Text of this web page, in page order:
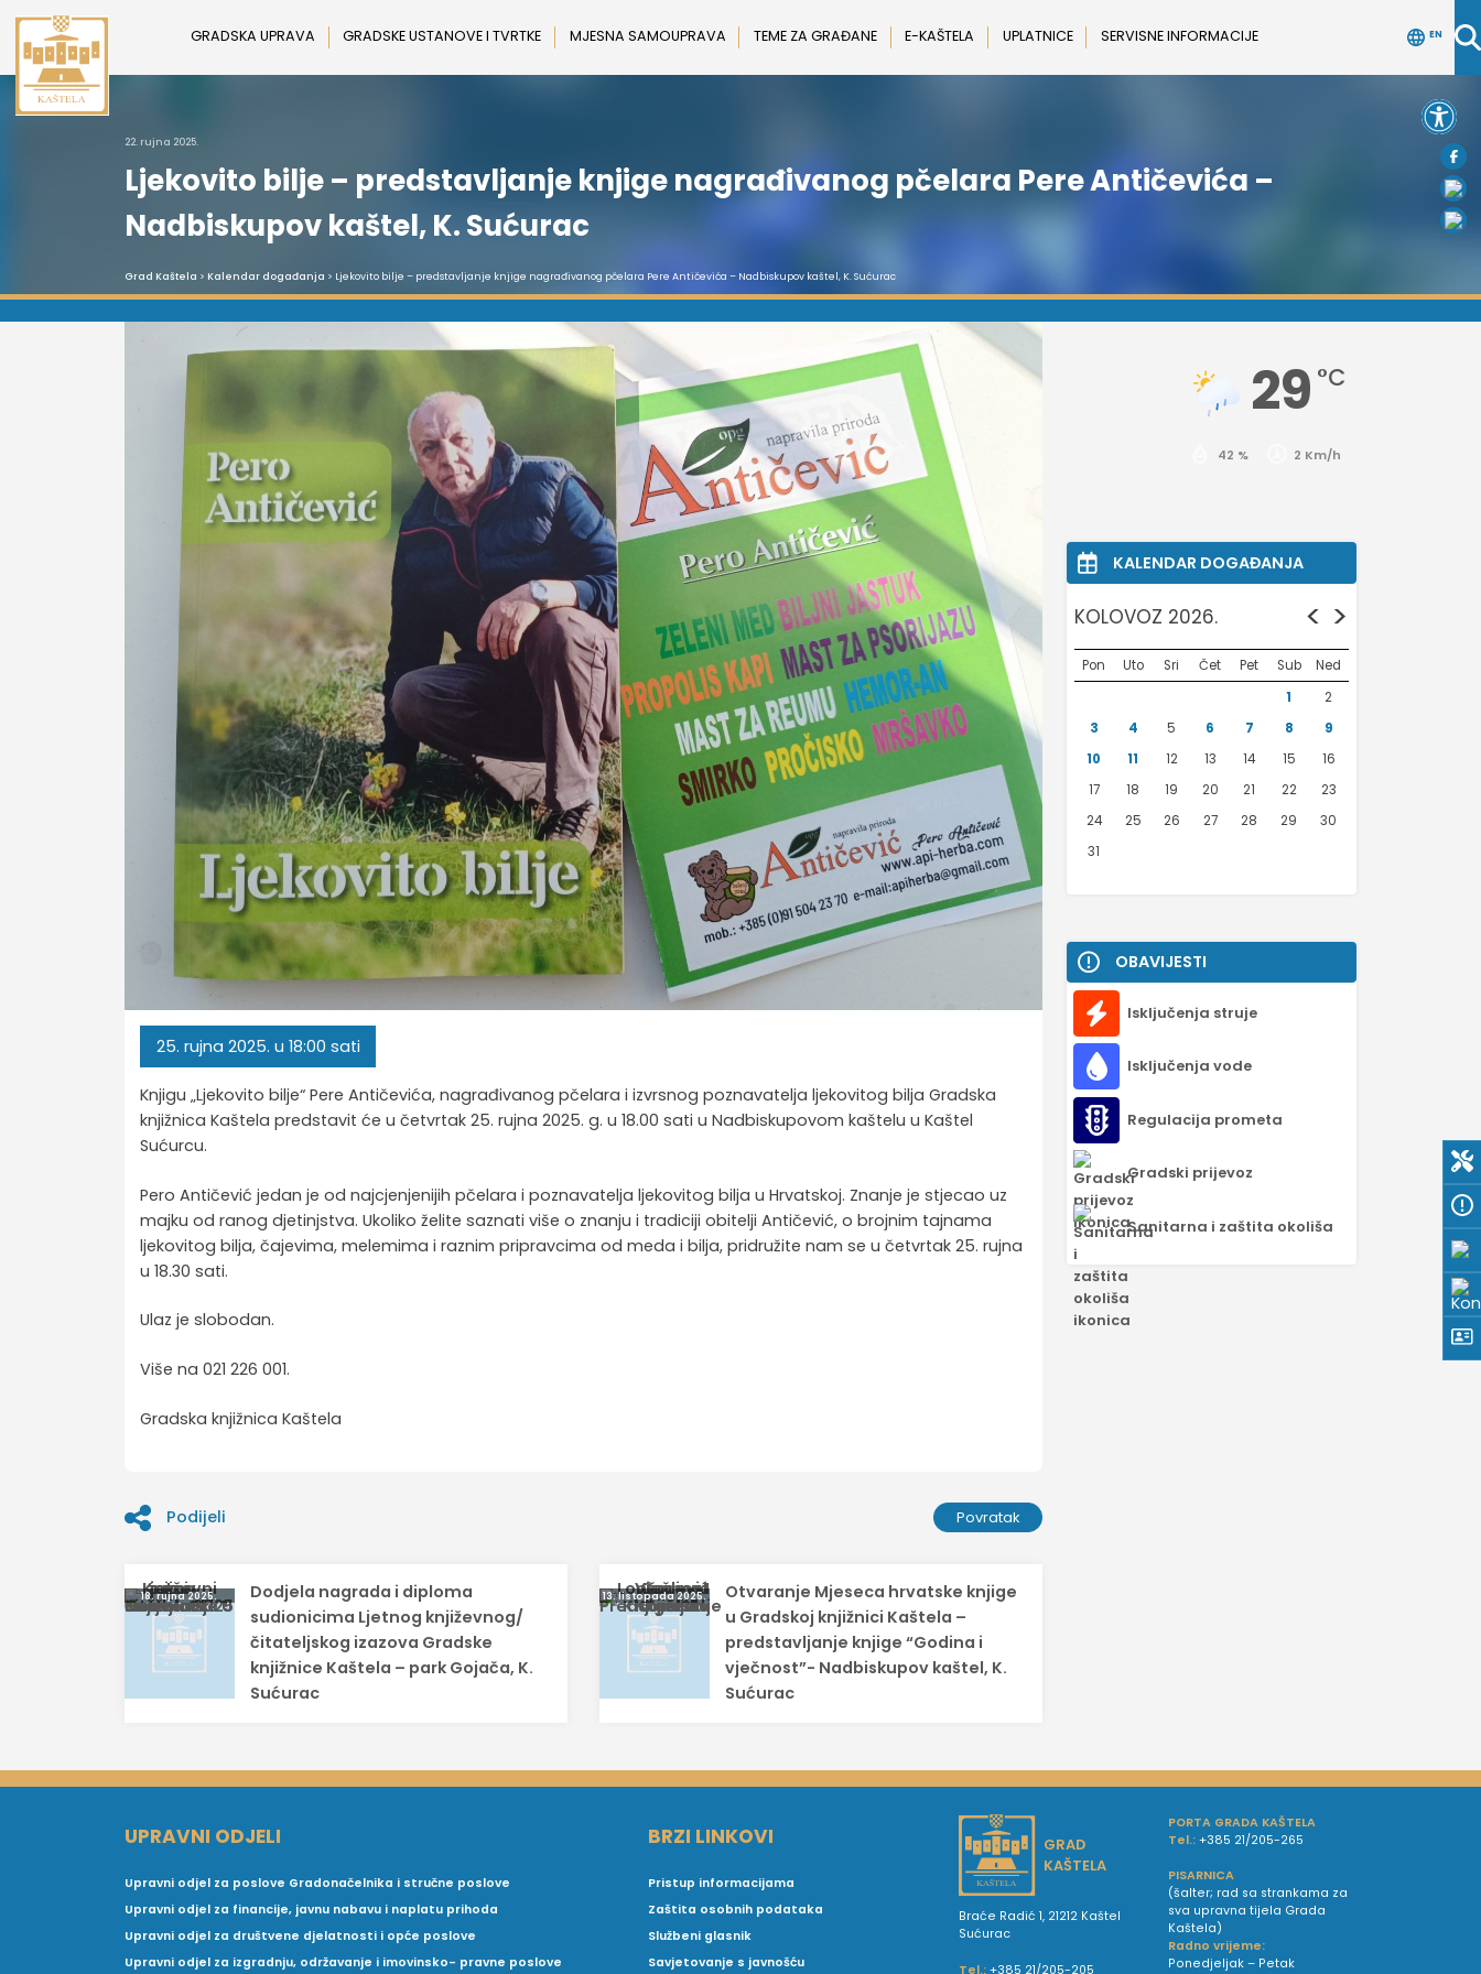
Preskoči
sadržaj
GRADSKA UPRAVA GRADSKE USTANOVE I TVRTKE MJESNA SAMOUPRAVA TEME ZA GRAĐANE E-KAŠTELA UPLATNICE SERVISNE INFORMACIJE EN
22. rujna 2025.
Ljekovito bilje – predstavljanje knjige nagrađivanog pčelara Pere Antičevića –
Nadbiskupov kaštel, K. Sućurac
Grad Kaštela > Kalendar događanja > Ljekovito bilje – predstavljanje knjige nagrađivanog pčelara Pere Antičevića – Nadbiskupov kaštel, K. Sućurac
25. rujna 2025. u 18:00 sati
Knjigu „Ljekovito bilje“ Pere Antičevića, nagrađivanog pčelara i izvrsnog poznavatelja ljekovitog bilja Gradska
knjižnica Kaštela predstavit će u četvrtak 25. rujna 2025. g. u 18.00 sati u Nadbiskupovom kaštelu u Kaštel
Sućurcu.
Pero Antičević jedan je od najcjenjenijih pčelara i poznavatelja ljekovitog bilja u Hrvatskoj. Znanje je stjecao uz
majku od ranog djetinjstva. Ukoliko želite saznati više o znanju i tradiciji obitelji Antičević, o brojnim tajnama
ljekovitog bilja, čajevima, melemima i raznim pripravcima od meda i bilja, pridružite nam se u četvrtak 25. rujna
u 18.30 sati.
Ulaz je slobodan.
Više na 021 226 001.
Gradska knjižnica Kaštela
Podijeli Povratak
29 °C
42 % 2 Km/h
KALENDAR DOGAĐANJA
KOLOVOZ 2026. < >
Pon Uto Sri Čet Pet Sub
Ned
1
2
3
4 5 6 7 8
9
10
11 12 13 14 15
16
17
18 19 20 21 22
23
24
25 26 27 28 29
30
31
OBAVIJESTI
Isključenja struje
Isključenja vode
Regulacija prometa
Gradski prijevoz
Sanitarna i zaštita okoliša
Navigacija
objava
18. rujna 2025.
Dodjela nagrada i diploma
sudionicima Ljetnog književnog/
čitateljskog izazova Gradske
knjižnice Kaštela – park Gojača, K.
Sućurac
13. listopada 2025.
Otvaranje Mjeseca hrvatske knjige
u Gradskoj knjižnici Kaštela –
predstavljanje knjige “Godina i
vječnost”- Nadbiskupov kaštel, K.
Sućurac
UPRAVNI ODJELI
Upravni odjel za poslove Gradonačelnika i stručne poslove
Upravni odjel za financije, javnu nabavu i naplatu prihoda
Upravni odjel za društvene djelatnosti i opće poslove
Upravni odjel za izgradnju, održavanje i imovinsko- pravne poslove
BRZI LINKOVI
Pristup informacijama
Zaštita osobnih podataka
Službeni glasnik
Savjetovanje s javnošću
GRAD
KAŠTELA
Braće Radić 1, 21212 Kaštel
Sućurac
Tel.: +385 21/205-205
PORTA GRADA KAŠTELA
Tel.: +385 21/205-265
PISARNICA
(šalter; rad sa strankama za
sva upravna tijela Grada
Kaštela)
Radno vrijeme:
Ponedjeljak – Petak